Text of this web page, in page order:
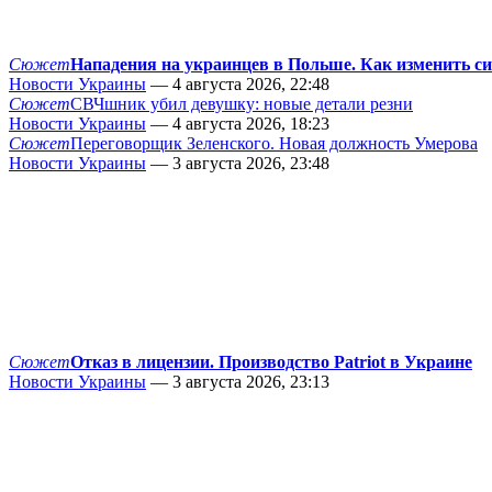
СюжетНападения на украинцев в Польше. Как изменить
Новости Украины — 4 августа 2026, 22:48
СюжетСВЧшник убил девушку: новые детали резни
Новости Украины — 4 августа 2026, 18:23
СюжетПереговорщик Зеленского. Новая должность Умерова
Новости Украины — 3 августа 2026, 23:48
СюжетОтказ в лицензии. Производство Patriot в Украине
Новости Украины — 3 августа 2026, 23:13